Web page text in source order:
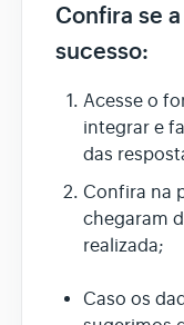
Confira se
sucesso:
Acesse o
integrar e
das
Confira na
chegaram
realizada;
Caso os